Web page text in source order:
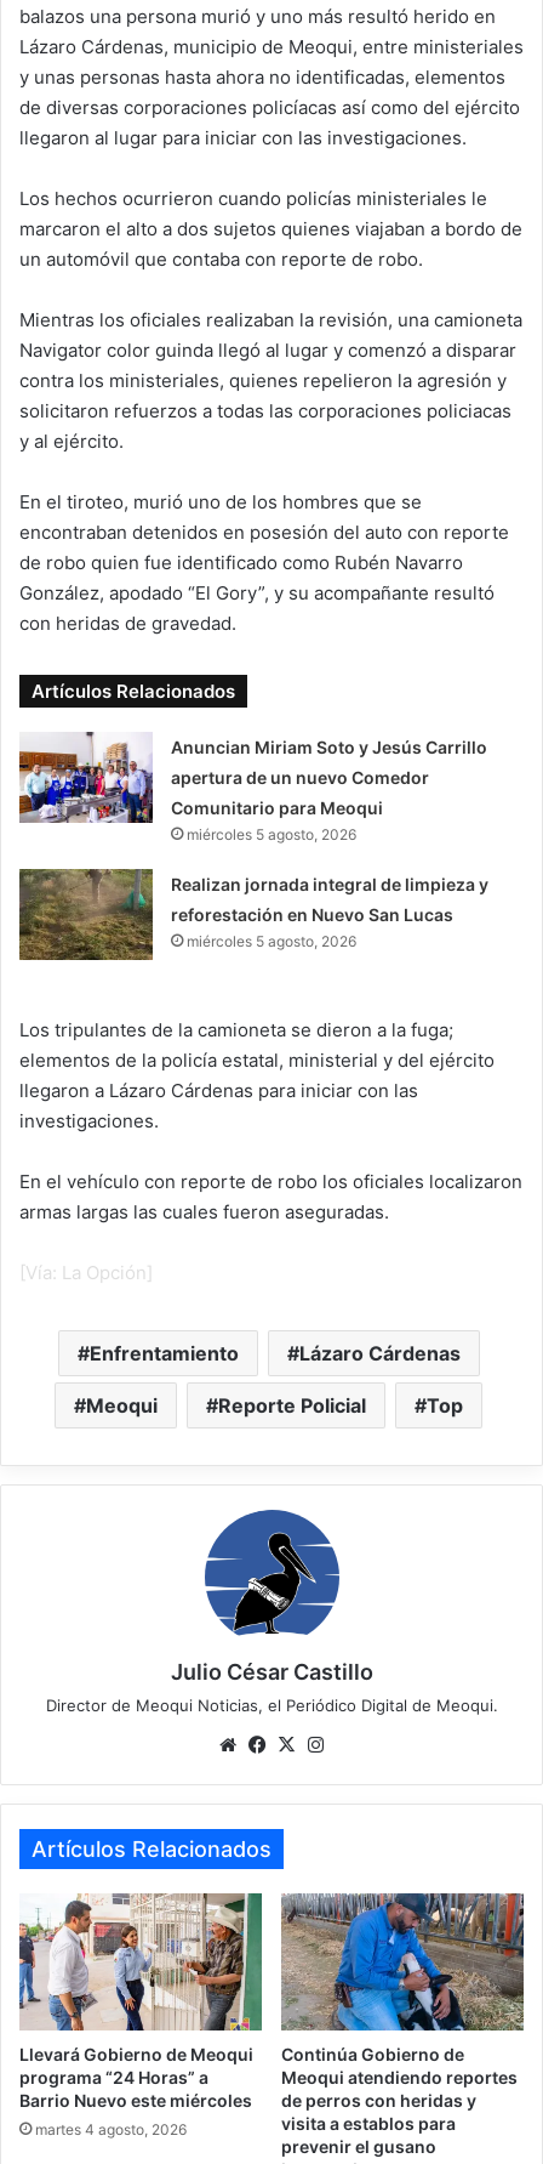
balazos una persona murió y uno más resultó herido en
Lázaro Cárdenas, municipio de Meoqui, entre ministeriales
y unas personas hasta ahora no identificadas, elementos
de diversas corporaciones policíacas así como del ejército
llegaron al lugar para iniciar con las investigaciones.
Los hechos ocurrieron cuando policías ministeriales le
marcaron el alto a dos sujetos quienes viajaban a bordo de
un automóvil que contaba con reporte de robo.
Mientras los oficiales realizaban la revisión, una camioneta
Navigator color guinda llegó al lugar y comenzó a disparar
contra los ministeriales, quienes repelieron la agresión y
solicitaron refuerzos a todas las corporaciones policiacas
y al ejército.
En el tiroteo, murió uno de los hombres que se
encontraban detenidos en posesión del auto con reporte
de robo quien fue identificado como Rubén Navarro
González, apodado “El Gory”, y su acompañante resultó
con heridas de gravedad.
Artículos Relacionados
Anuncian Miriam Soto y Jesús Carrillo
apertura de un nuevo Comedor
Comunitario para Meoqui
miércoles 5 agosto, 2026
Realizan jornada integral de limpieza y
reforestación en Nuevo San Lucas
miércoles 5 agosto, 2026
Los tripulantes de la camioneta se dieron a la fuga;
elementos de la policía estatal, ministerial y del ejército
llegaron a Lázaro Cárdenas para iniciar con las
investigaciones.
En el vehículo con reporte de robo los oficiales localizaron
armas largas las cuales fueron aseguradas.
[Vía: La Opción]
Enfrentamiento Lázaro Cárdenas
Meoqui Reporte Policial Top
Julio César Castillo
Director de Meoqui Noticias, el Periódico Digital de Meoqui.
We
te
Fa
bo
ok
X
ra
Artículos Relacionados
Llevará Gobierno de Meoqui
programa “24 Horas” a
Barrio Nuevo este miércoles
martes 4 agosto, 2026
Continúa Gobierno de
Meoqui atendiendo reportes
de perros con heridas y
visita a establos para
prevenir el gusano